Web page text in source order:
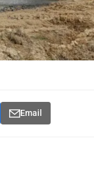
Email